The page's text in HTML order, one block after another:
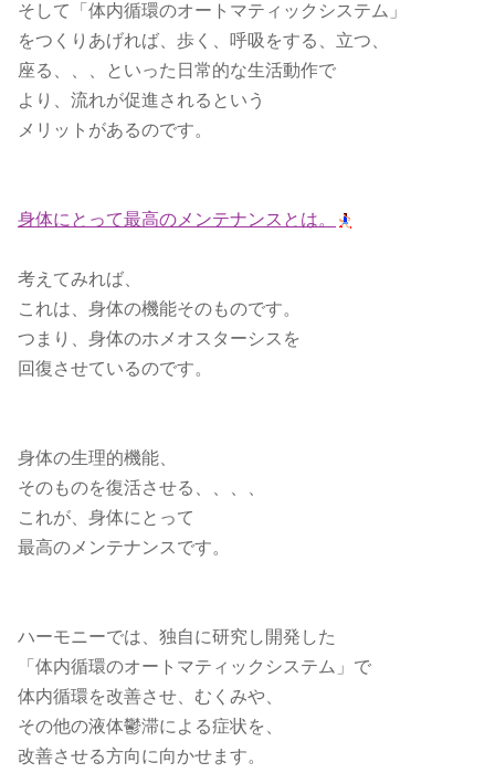
そして「体内循環のオートマティックシステム」
をつくりあげれば、歩く、呼吸をする、立つ、
座る、、、といった日常的な生活動作で
より、流れが促進されるという
メリットがあるのです。
身体にとって最高のメンテナンスとは。
考えてみれば、
これは、身体の機能そのものです。
つまり、身体のホメオスターシスを
回復させているのです。
身体の生理的機能、
そのものを復活させる、、、、
これが、身体にとって
最高のメンテナンスです。
ハーモニーでは、独自に研究し開発した
「体内循環のオートマティックシステム」で
体内循環を改善させ、むくみや、
その他の液体鬱滞による症状を、
改善させる方向に向かせます。